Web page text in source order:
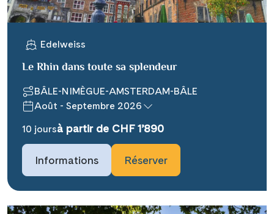
Telegram
Link kopieren
Edelweiss
Le Rhin dans toute sa splendeur
BÂLE-NIMÈGUE-AMSTERDAM-BÂLE
Août - Septembre 2026
10 joursà partir de CHF 1’890
Informations Réserver